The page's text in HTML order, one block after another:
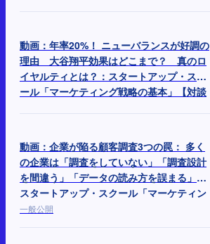
動画：年率20%！ ニューバランスが好調の
理由 大谷翔平効果はどこまで？ 真のロ
イヤルティとは？：スタートアップ・スク
ール「マーケティング戦略の基本」【対談
動画：企業が陥る顧客調査3つの罠： 多く
の企業は「調査をしていない」「調査設計
を間違う」「データの読み方を誤まる」：
スタートアップ・スクール「マーケティン
グ戦略の基本」【対談Part 1】
一般公開